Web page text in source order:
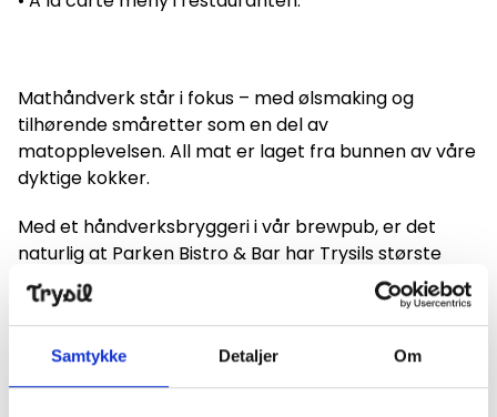
Samtykke Detaljer Om
Mathåndverk står i fokus – med ølsmaking og
tilhørende småretter som en del av
matopplevelsen. All mat er laget fra bunnen av våre
dyktige kokker.
Med et håndverksbryggeri i vår brewpub, er det
naturlig at Parken Bistro & Bar har Trysils største
utvalg av øl på fat.
Vi har omvisning av bryggeriet og fortelling om
ølbrygging og ølkunnskap (må forhåndsbestilles).